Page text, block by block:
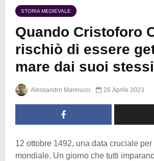
STORIA MEDIEVALE
Quando Cristoforo
rischiò di essere
mare dai suoi
Alessandro Marinucci 26 Aprile 2023
12 ottobre 1492, una data cruciale per
mondiale. Un giorno che tutti